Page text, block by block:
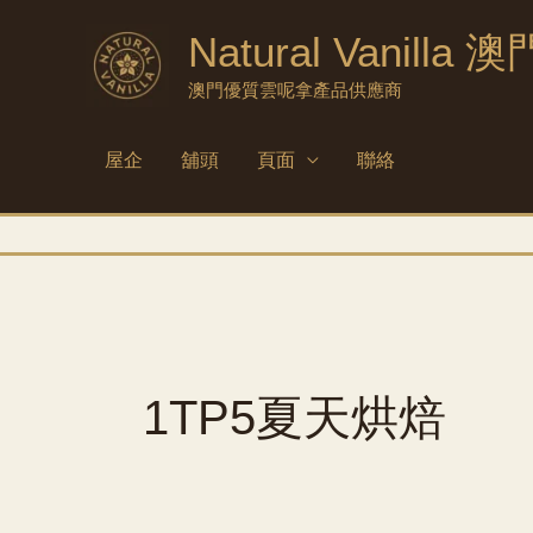
Natural Vanilla 澳
澳門優質雲呢拿產品供應商
屋企 舖頭 頁面 聯絡
1TP5夏天烘焙